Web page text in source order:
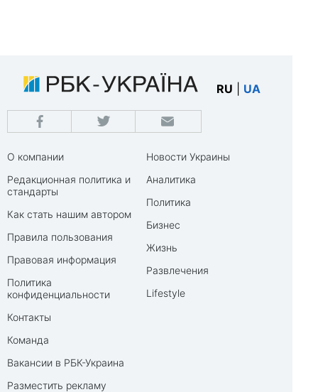
RU UA
О компании
Редакционная политика и
стандарты
Как стать нашим автором
Правила пользования
Правовая информация
Политика
конфиденциальности
Контакты
Команда
Вакансии в РБК-Украина
Разместить рекламу
Новости Украины
Аналитика
Политика
Бизнес
Жизнь
Развлечения
Lifestyle